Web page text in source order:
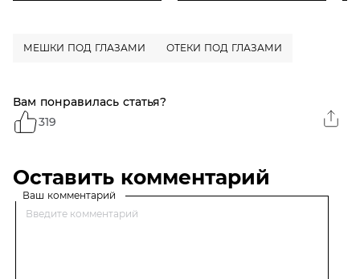
МЕШКИ ПОД ГЛАЗАМИ ОТЕКИ ПОД ГЛАЗАМИ
Вам понравилась статья?
319
Оставить комментарий
Ваш комментарий